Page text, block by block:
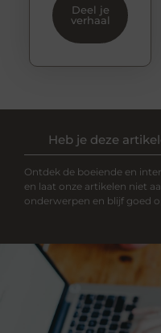
Deel je
verhaal
Heb je deze
Ontdek de boeiende en
en laat onze artikelen niet
onderwerpen en blijf goed